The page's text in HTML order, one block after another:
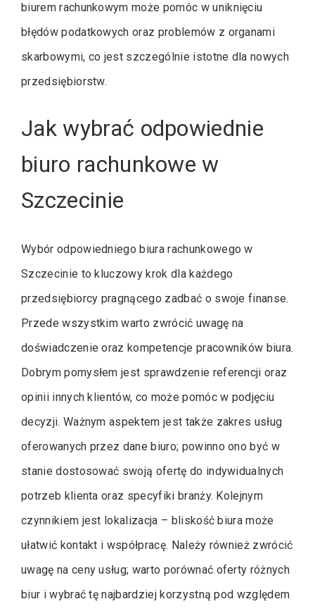
biurem rachunkowym może pomóc w uniknięciu
błędów podatkowych oraz problemów z organami
skarbowymi, co jest szczególnie istotne dla nowych
przedsiębiorstw.
Jak wybrać odpowiednie
biuro rachunkowe w
Szczecinie
Wybór odpowiedniego biura rachunkowego w
Szczecinie to kluczowy krok dla każdego
przedsiębiorcy pragnącego zadbać o swoje finanse.
Przede wszystkim warto zwrócić uwagę na
doświadczenie oraz kompetencje pracowników biura.
Dobrym pomysłem jest sprawdzenie referencji oraz
opinii innych klientów, co może pomóc w podjęciu
decyzji. Ważnym aspektem jest także zakres usług
oferowanych przez dane biuro; powinno ono być w
stanie dostosować swoją ofertę do indywidualnych
potrzeb klienta oraz specyfiki branży. Kolejnym
czynnikiem jest lokalizacja – bliskość biura może
ułatwić kontakt i współpracę. Należy również zwrócić
uwagę na ceny usług; warto porównać oferty różnych
biur i wybrać tę najbardziej korzystną pod względem